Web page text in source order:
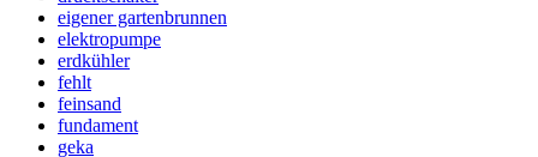
eigener gartenbrunnen
elektropumpe
erdkühler
fehlt
feinsand
fundament
geka